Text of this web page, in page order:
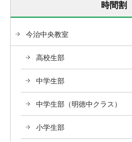
時間割
今治中央教室
高校生部
中学生部
中学生部（明徳中クラス）
小学生部